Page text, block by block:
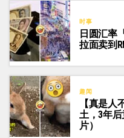
时事
日圆汇率
拉面卖到
趣闻
【真是人
土，3年
片）